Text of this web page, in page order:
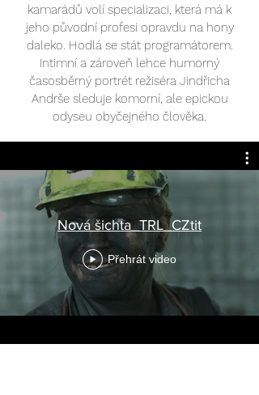
kamarádů volí specializaci, která má k
jeho původní profesi opravdu na hony
daleko. Hodlá se stát programátorem.
Intimní a zároveň lehce humorný
časosběrný portrét režiséra Jindřicha
Andrše sleduje komorní, ale epickou
odyseu obyčejného člověka.
Nová šichta_TRL_CZtit
Přehrát video